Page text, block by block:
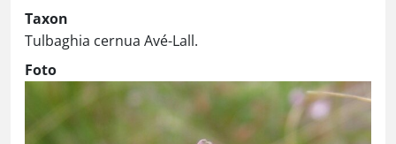
Taxon
Tulbaghia cernua Avé-Lall.
Foto